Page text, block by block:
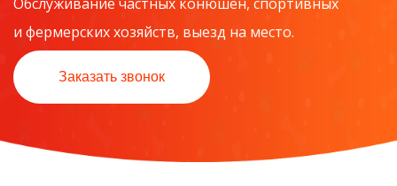
и фермерских хозяйств, выезд на место.
Заказать звонок